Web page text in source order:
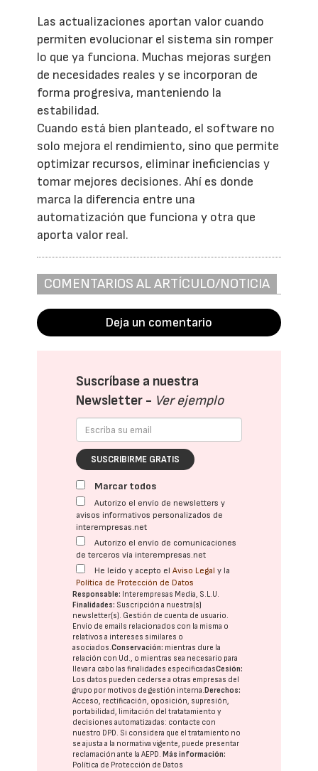
Las actualizaciones aportan valor cuando
permiten evolucionar el sistema sin romper
lo que ya funciona. Muchas mejoras surgen
de necesidades reales y se incorporan de
forma progresiva, manteniendo la
estabilidad.
Cuando está bien planteado, el software no
solo mejora el rendimiento, sino que permite
optimizar recursos, eliminar ineficiencias y
tomar mejores decisiones. Ahí es donde
marca la diferencia entre una
automatización que funciona y otra que
aporta valor real.
COMENTARIOS AL ARTÍCULO/NOTICIA
Deja un comentario
Suscríbase a nuestra
Newsletter - Ver ejemplo
SUSCRIBIRME GRATIS
Marcar todos
Autorizo el envío de newsletters y
avisos informativos personalizados de
interempresas.net
Autorizo el envío de comunicaciones
de terceros vía interempresas.net
He leído y acepto elAviso Legal y la
Política de Protección de Datos
Responsable: Interempresas Media, S.L.U.
Finalidades: Suscripción a nuestra(s)
newsletter(s). Gestión de cuenta de usuario.
Envío de emails relacionados con la misma o
relativos a intereses similares o
asociados.Conservación: mientras dure la
relación con Ud., o mientras sea necesario para
llevar a cabo las finalidades especificadasCesión:
Los datos pueden cederse a otras empresas del
grupo por motivos de gestión interna. Derechos:
Acceso, rectificación, oposición, supresión,
portabilidad, limitación del tratatamiento y
decisiones automatizadas: contacte con
nuestro DPD. Si considera que el tratamiento no
se ajusta a la normativa vigente, puede presentar
reclamación ante laAEPD. Más información:
Política de Protección de Datos